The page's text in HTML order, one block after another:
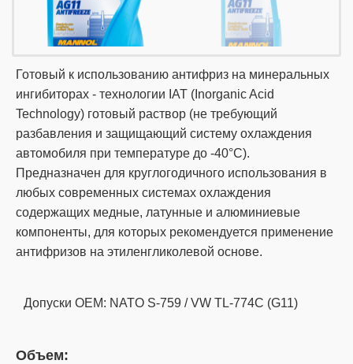
Готовый к использованию антифриз на минеральных
ингибиторах - технологии IAT (Inorganic Acid
Technology) готовый раствор (не требующий
разбавления и защищающий систему охлаждения
автомобиля при температуре до -40°С).
Предназначен для круглогодичного использования в
любых современных системах охлаждения
содержащих медные, латунные и алюминиевые
компоненты, для которых рекомендуется применение
антифризов на этиленгликолевой основе.
Допуски OEM: NATO S-759 / VW TL-774C (G11)
Объем: